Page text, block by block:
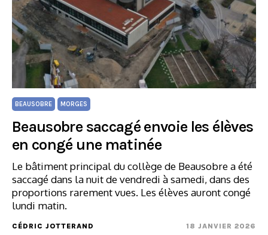
BEAUSOBRE MORGES
Beausobre saccagé envoie les élèves
en congé une matinée
Le bâtiment principal du collège de Beausobre a été
saccagé dans la nuit de vendredi à samedi, dans des
proportions rarement vues. Les élèves auront congé
lundi matin.
CÉDRIC JOTTERAND 18 JANVIER 2026